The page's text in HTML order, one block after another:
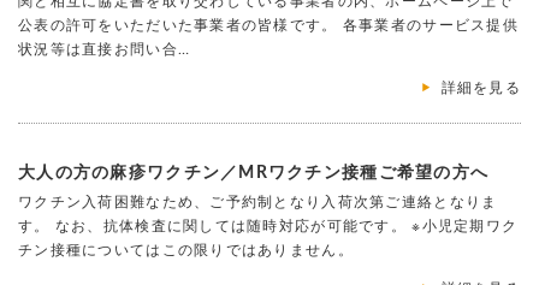
公表の許可をいただいた事業者の皆様です。 各事業者のサービス提供
状況等は直接お問い合…
詳細を見る
大人の方の麻疹ワクチン／MRワクチン接種ご希望の方へ
ワクチン入荷困難なため、ご予約制となり入荷次第ご連絡となりま
す。 なお、抗体検査に関しては随時対応が可能です。 ※小児定期ワク
チン接種についてはこの限りではありません。